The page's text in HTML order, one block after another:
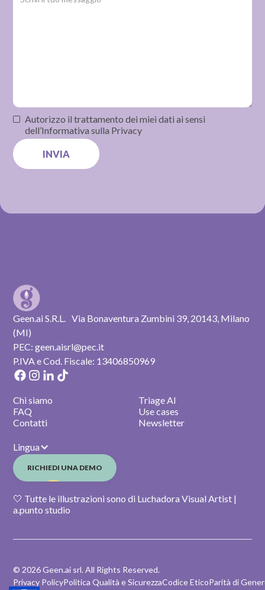
Autorizzo il trattamento dei miei dati ai sensi
dell’Informativa sulla Privacy
Geen.ai S.R.L. Via Bonaventura Zumbini 39, 20143, Milano
(MI)
PEC: geen.aisrl@pec.it
P.IVA e Cod. Fiscale: 13406850969
Chi siamo
FAQ
Contatti
Triage AI
Use cases
Newsletter
Lingua
RICHIEDI UNA DEMO
🤍 Tutte le illustrazioni sono di Luchadora Visual Artist |
a.punto studio
© 2026 Geen.ai srl. All Rights Reserved.
Privacy PolicyPolitica Qualità e SicurezzaCodice EticoParità di